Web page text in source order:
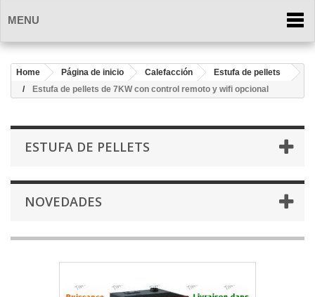
MENU
Home Página de inicio Calefacción
Estufa de pellets
Estufa de pellets de 7KW con control remoto y wifi opcional
ESTUFA DE PELLETS
NOVEDADES